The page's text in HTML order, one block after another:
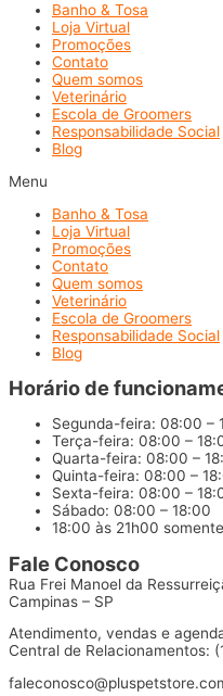
Banho & Tosa
Loja Virtual
Promoções
Contato
Quem somos
Veterinário
Escola de Groomers
Responsabilidade Social
Blog
Menu
Banho & Tosa
Loja Virtual
Promoções
Contato
Quem somos
Veterinário
Escola de Groomers
Responsabilidade Social
Blog
Horário de
Segunda-feira: 08:00 –
Terça-feira: 08:00 –
Quarta-feira: 08:00 –
Quinta-feira: 08:00 –
Sexta-feira: 08:00 –
Sábado: 08:00 – 18:00
18:00 às 21h00
Fale Conosco
Rua Frei Manoel da
Campinas – SP
Atendimento, vendas e
Central de Relacionamentos: